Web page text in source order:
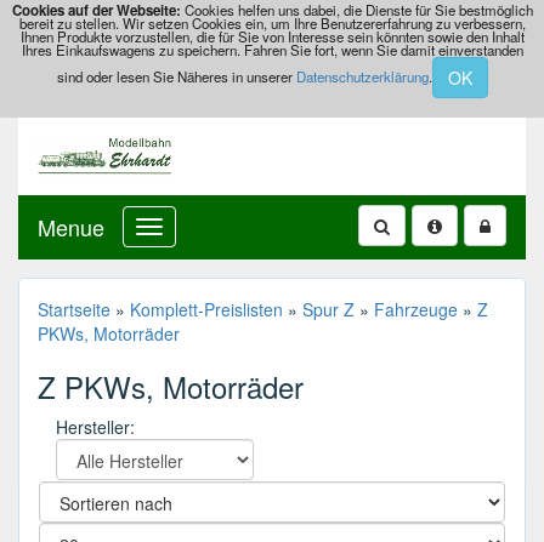
Cookies auf der Webseite: Cookies helfen uns dabei, die Dienste für Sie bestmöglich
bereit zu stellen. Wir setzen Cookies ein, um Ihre Benutzererfahrung zu verbessern,
Ihnen Produkte vorzustellen, die für Sie von Interesse sein könnten sowie den Inhalt
Ihres Einkaufswagens zu speichern. Fahren Sie fort, wenn Sie damit einverstanden
sind oder lesen Sie Näheres in unserer Datenschutzerklärung. OK
Menue
Startseite » Komplett-Preislisten » Spur Z » Fahrzeuge » Z
PKWs, Motorräder
Z PKWs, Motorräder
Hersteller: